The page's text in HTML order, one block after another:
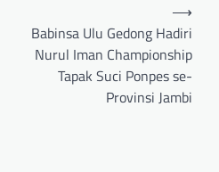
Babinsa Ulu Gedong Hadiri
Nurul Iman Championship
Tapak Suci Ponpes se-
Provinsi Jambi
⟶